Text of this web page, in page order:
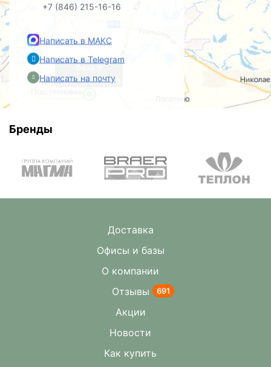
+7 (846) 215-16-16
Написать в МАКС
Написать в Telegram
Написать на почту
база в
Преображенке
Бренды
Доставка
Офисы и базы
О компании
Отзывы
691
Акции
Новости
Как купить